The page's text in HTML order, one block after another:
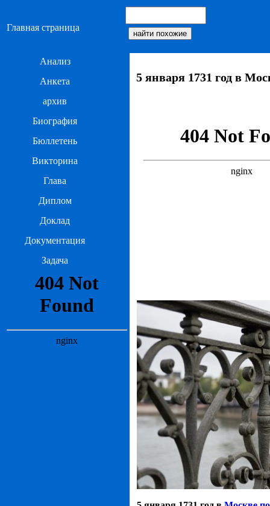
Главная страница
Анализ
Анкета
архив
Биография
Бюллетень
Викторина
Глава
Диплом
Доклад
Документация
Задача
5 января 1731 год в